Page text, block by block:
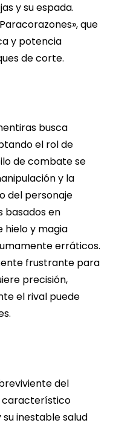
y su espada.
que
y potencia
de corte.
busca
el rol de
de combate se
y la
del personaje
basados en
hielo y magia
erráticos.
frustrante para
precisión,
el rival puede
del
característico
inestable salud